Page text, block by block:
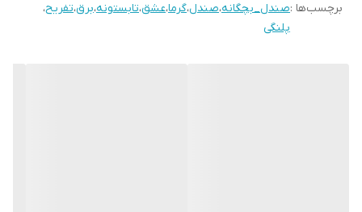
۳۱ مناسب پای ۱۸ سانــــتبرچسب‌ها :صندل_بچگانه،صندل،گرما،عشق،تابستونه،برق،تفریح،
پلنگی